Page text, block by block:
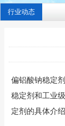
行业动态
偏铝酸钠稳定
稳定剂和工业
定剂的具体介绍